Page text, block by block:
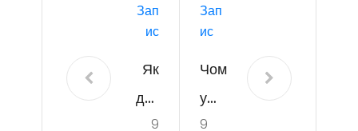
Зап
Ис
Як
дек
рет
9
Зап
Ис
Чом
у
якіс
9